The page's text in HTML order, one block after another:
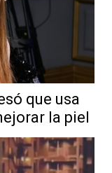
que usa
la piel